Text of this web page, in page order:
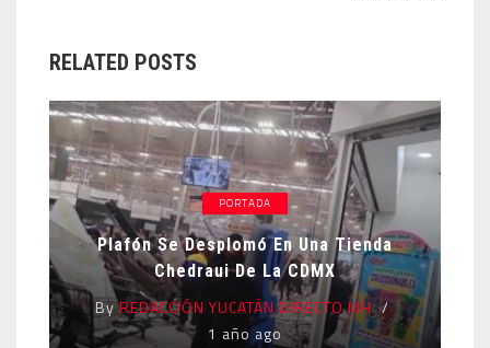
RELATED POSTS
PORTADA
Plafón Se Desplomó En Una Tienda
Chedraui De La CDMX
ByREDACCIÓN YUCATÁN DIRECTO MH
1 año ago